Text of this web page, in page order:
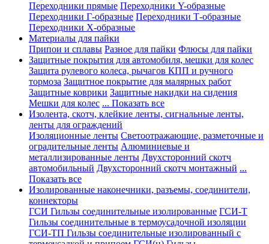
Переходники прямые Переходники Y-образные
Переходники Г-образные Переходники Т-образные
Переходники Х-образные
Материалы для пайки
Припои и сплавы Разное для пайки Флюсы для пайки
Защитные покрытия для автомобиля, мешки для колес
Защита рулевого колеса, рычагов КПП и ручного
тормоза Защитное покрытие для малярных работ
Защитные коврики Защитные накидки на сидения
Мешки для колес ... Показать все
Изолента, скотч, клейкие ленты, сигнальные ленты,
ленты для ограждений
Изоляционные ленты Светоотражающие, разметочные и
оградительные ленты Алюминиевые и
металлизированные ленты Двухсторонний скотч
автомобильный Двухсторонний скотч монтажный ...
Показать все
Изолированные наконечники, разъемы, соединители,
коннекторы
ГСИ Гильзы соединительные изолированные ГСИ-Т
Гильзы соединительные в термоусадочной изоляции
ГСИ-ТП Гильзы соединительные изолированный с